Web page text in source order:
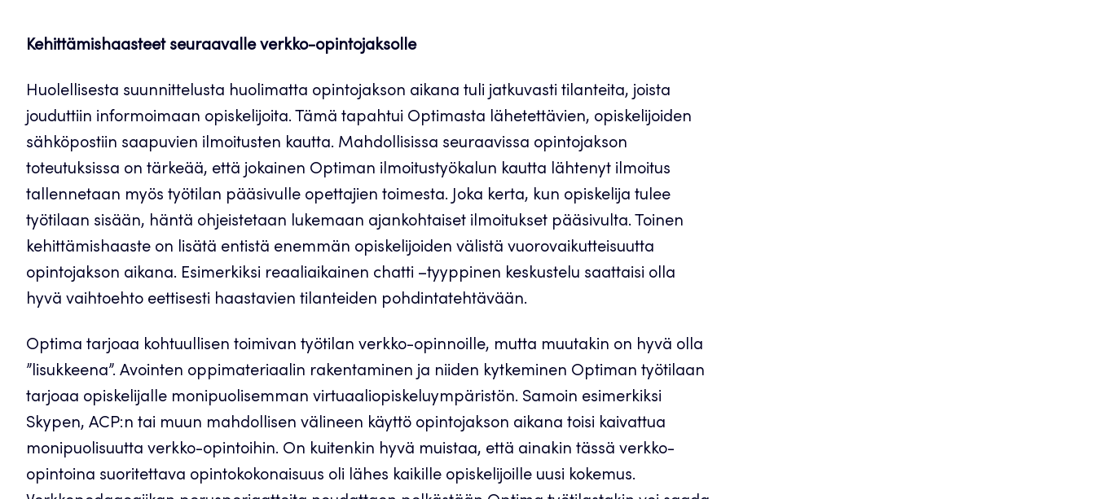
Kehittämishaasteet seuraavalle verkko-opintojaksolle
Huolellisesta suunnittelusta huolimatta opintojakson aikana tuli jatkuvasti tilanteita, joista
jouduttiin informoimaan opiskelijoita. Tämä tapahtui Optimasta lähetettävien, opiskelijoiden
sähköpostiin saapuvien ilmoitusten kautta. Mahdollisissa seuraavissa opintojakson
toteutuksissa on tärkeää, että jokainen Optiman ilmoitustyökalun kautta lähtenyt ilmoitus
tallennetaan myös työtilan pääsivulle opettajien toimesta. Joka kerta, kun opiskelija tulee
työtilaan sisään, häntä ohjeistetaan lukemaan ajankohtaiset ilmoitukset pääsivulta. Toinen
kehittämishaaste on lisätä entistä enemmän opiskelijoiden välistä vuorovaikutteisuutta
opintojakson aikana. Esimerkiksi reaaliaikainen chatti –tyyppinen keskustelu saattaisi olla
hyvä vaihtoehto eettisesti haastavien tilanteiden pohdintatehtävään.
Optima tarjoaa kohtuullisen toimivan työtilan verkko-opinnoille, mutta muutakin on hyvä olla
”lisukkeena”. Avointen oppimateriaalin rakentaminen ja niiden kytkeminen Optiman työtilaan
tarjoaa opiskelijalle monipuolisemman virtuaaliopiskeluympäristön. Samoin esimerkiksi
Skypen, ACP:n tai muun mahdollisen välineen käyttö opintojakson aikana toisi kaivattua
monipuolisuutta verkko-opintoihin. On kuitenkin hyvä muistaa, että ainakin tässä verkko-
opintoina suoritettava opintokokonaisuus oli lähes kaikille opiskelijoille uusi kokemus.